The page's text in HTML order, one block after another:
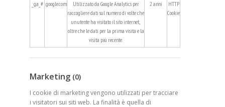
_ga_# .google.com
Utilizzato da Google Analytics per
raccogliere dati sul numero di volte che
un utente ha visitato il sito internet,
oltre che le dati per la prima visita e la
visita più recente.
2 anni
HTTP
Cookie
Marketing (0)
I cookie di marketing vengono utilizzati per tracciare
i visitatori sui siti web. La finalità è quella di